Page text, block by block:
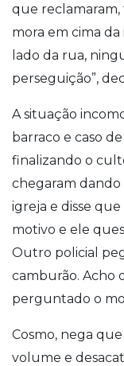
que reclamaram,
mora em cima
lado da rua,
perseguição”,
A situação
barraco e caso
finalizando o
chegaram dando
igreja e disse
motivo e ele
Outro policial
camburão. Acho
perguntado o
Cosmo, nega
volume e